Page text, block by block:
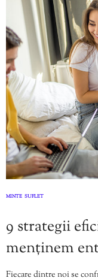
MINTE SUFLET
9 strategii
menținem
Fiecare dintre noi se